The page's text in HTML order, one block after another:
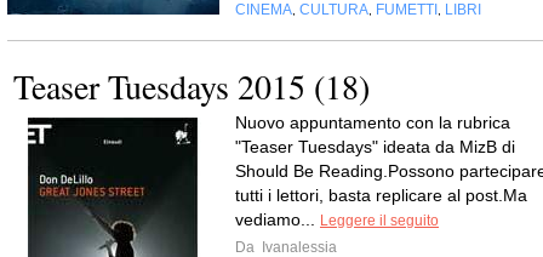
CINEMA CULTURA FUMETTI LIBRI
Teaser Tuesdays 2015 (18)
Nuovo appuntamento con la rubrica
"Teaser Tuesdays" ideata da MizB di
Should Be Reading.Possono
tutti i lettori, basta replicare al post.Ma
vediamo...
Leggere il seguito
Da
Ivanalessia